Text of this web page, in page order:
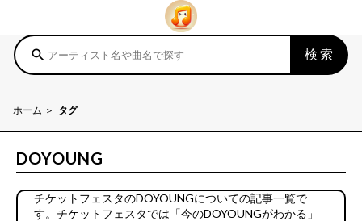
search 検索
ホーム タグ
DOYOUNG
チケットフェスタのDOYOUNGについての記事一覧で
す。チケットフェスタでは「今のDOYOUNGがわかる」